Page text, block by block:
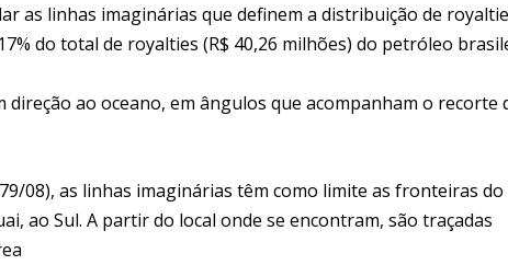
as linhas imaginárias que definem a distribuição de
do total de royalties (R$ 40,26 milhões) do petróleo
ao oceano, em ângulos que acompanham o recorte
08), as linhas imaginárias têm como limite as fronteiras do
ao Sul. A partir do local onde se encontram, são traçadas